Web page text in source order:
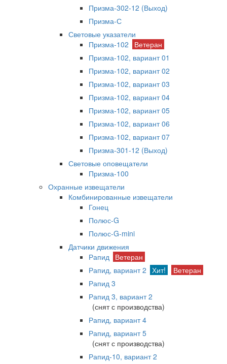
Призма-302-12 (Выход)
Призма-С
Световые указатели
Призма-102
Ветеран
Призма-102, вариант 01
Призма-102, вариант 02
Призма-102, вариант 03
Призма-102, вариант 04
Призма-102, вариант 05
Призма-102, вариант 06
Призма-102, вариант 07
Призма-301-12 (Выход)
Световые оповещатели
Призма-100
Охранные извещатели
Комбинированные извещатели
Гонец
Полюс-G
Полюс-G-mini
Датчики движения
Рапид Ветеран
Рапид, вариант 2 Хит!
Ветеран
Рапид 3
Рапид 3, вариант 2
(снят с производства)
Рапид, вариант 4
Рапид, вариант 5
(снят с производства)
Рапид-10, вариант 2